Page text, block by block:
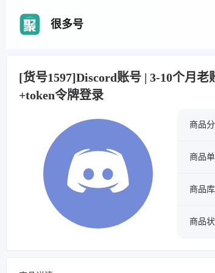
很多号
[货号1597]Discord账号 | 3-10个月
+token令牌登录
商品
商品
商品
商品